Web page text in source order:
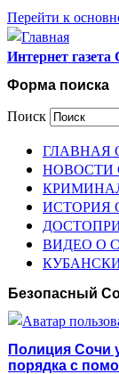
Перейти к
Интернет газета
Форма поиска
Поиск
ГЛАВНАЯ
НОВОСТИ
ИСТОРИЯ
ВИДЕО О
Безопасный
Полиция Сочи
порядка с